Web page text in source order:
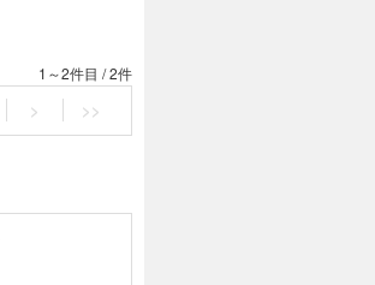
1～2件目 /2件
> >>